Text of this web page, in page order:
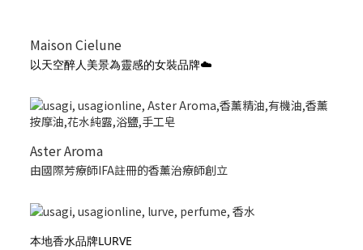
Maison Cielune
以天空醉人美景為靈感的女裝品牌☁️
Aster Aroma
由國際芳療師IFA註冊的香薰治療師創立
本地香水品牌LURVE